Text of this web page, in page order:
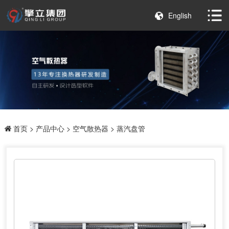
English
首页> 产品中心> 空气散热器 > 蒸汽盘管